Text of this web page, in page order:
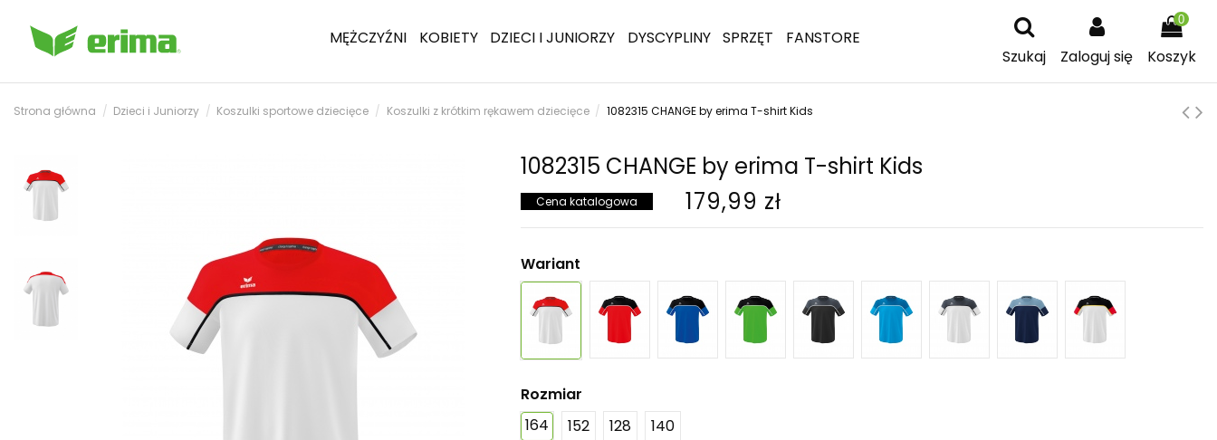
MĘŻCZYŹNI KOBIETY DZIECI I JUNIORZY DYSCYPLINY SPRZĘT
FANSTORE
Szukaj
Zaloguj się
0
Koszyk
Strona główna Dzieci i Juniorzy Koszulki sportowe dziecięce Koszulki z krótkim rękawem dziecięce 1082315 CHANGE by erima T-shirt Kids
1082315 CHANGE by erima T-shirt Kids
Cena katalogowa 179,99 zł
Wariant
Rozmiar
164
152 128 140